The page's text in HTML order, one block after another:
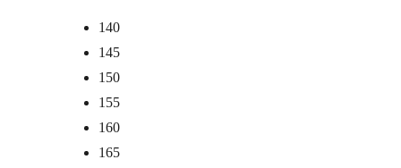
140
145
150
155
160
165